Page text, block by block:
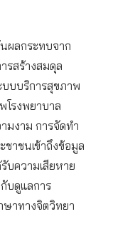
ผลกระทบจาก
รสร้างสมดุล
บบบริการสุขภาพ
รงพยาบาล
มงาม การจัดทำ
าชนเข้าถึงข้อมูล
บความเสียหาย
บดูแลการ
ษาทางจิตวิทยา